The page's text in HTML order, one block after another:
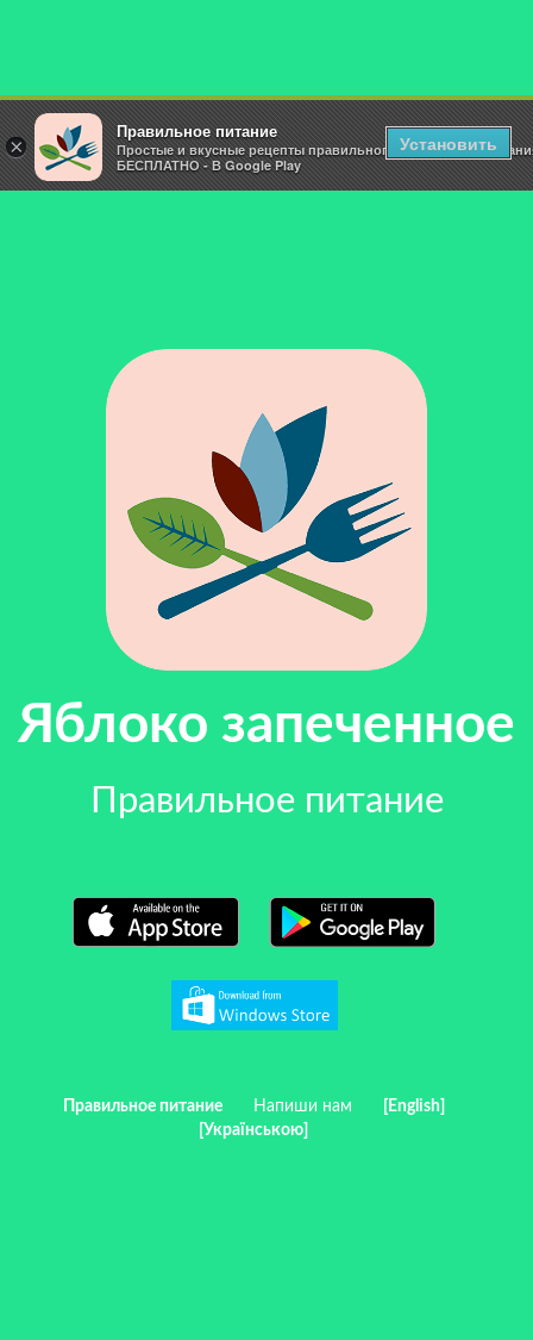
Яблоко запеченное
Правильное питание
Правильное питание Напиши нам
[English]
[Українською]
×
Правильное питание
Простые и вкусные рецепты правильного и здорового
БЕСПЛАТНО - В Google Play
Установить